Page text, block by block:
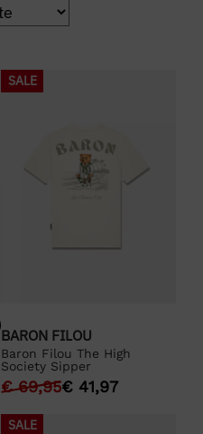
SALE
BARON FILOU
Baron Filou The High
Society Sipper
€69,95€ 41,97
SALE